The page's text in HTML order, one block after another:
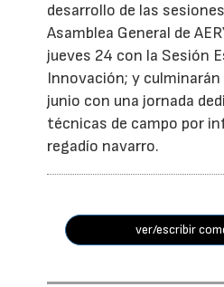
desarrollo de las
Asamblea General de
jueves 24 con la Sesión
Innovación; y culminarán
junio con una jornada
técnicas de campo por
regadío navarro.
ver/escribir